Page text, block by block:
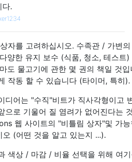
다.
자를 고려하십시오. 수족관 / 가변
양한 유지 보수 (식품, 청소, 테스트
도 물고기에 관한 몇 권의 책일 것
작동 할 수 있습니다 (타이머, 특히).
디어는 "수직"비트가 직사각형이고
으로 기울어 질 염려가 없어진다는
웹 사이트의 "비틀림 상자"및 가
오 (어떤 것을 알고 있는지 ...).
색상 / 마감 / 비율 선택을 위해 여